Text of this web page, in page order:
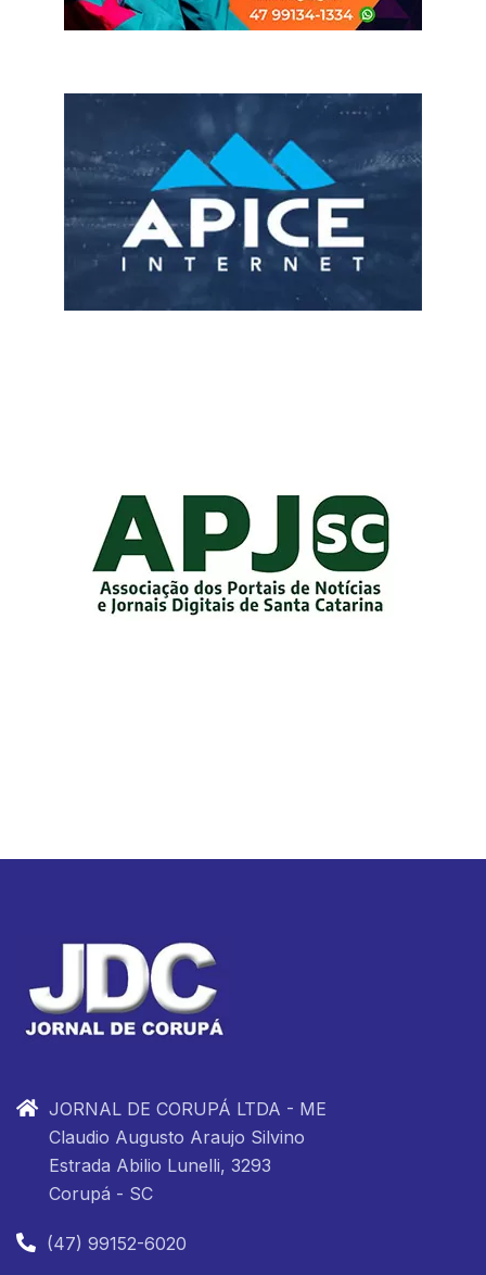
JORNAL DE CORUPÁ LTDA - ME
Claudio Augusto Araujo Silvino
Estrada Abilio Lunelli, 3293
Corupá - SC
(47) 99152-6020